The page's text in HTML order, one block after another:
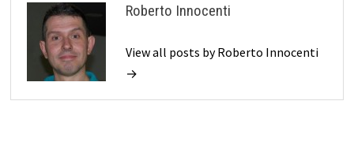
Roberto Innocenti
View all posts by Roberto Innocenti
→